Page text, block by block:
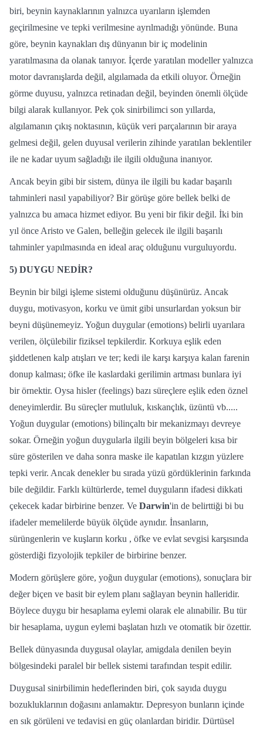
biri, beynin kaynaklarının yalnızca uyarıların işlemden
geçirilmesine ve tepki verilmesine ayrılmadığı yönünde. Buna
göre, beynin kaynakları dış dünyanın bir iç modelinin
yaratılmasına da olanak tanıyor. İçerde yaratılan modeller yalnızca
motor davranışlarda değil, algılamada da etkili oluyor. Örneğin
görme duyusu, yalnızca retinadan değil, beyinden önemli ölçüde
bilgi alarak kullanıyor. Pek çok sinirbilimci son yıllarda,
algılamanın çıkış noktasının, küçük veri parçalarının bir araya
gelmesi değil, gelen duyusal verilerin zihinde yaratılan beklentiler
ile ne kadar uyum sağladığı ile ilgili olduğuna inanıyor.
Ancak beyin gibi bir sistem, dünya ile ilgili bu kadar başarılı
tahminleri nasıl yapabiliyor? Bir görüşe göre bellek belki de
yalnızca bu amaca hizmet ediyor. Bu yeni bir fikir değil. İki bin
yıl önce Aristo ve Galen, belleğin gelecek ile ilgili başarılı
tahminler yapılmasında en ideal araç olduğunu vurguluyordu.
5) DUYGU NEDİR?
Beynin bir bilgi işleme sistemi olduğunu düşünürüz. Ancak
duygu, motivasyon, korku ve ümit gibi unsurlardan yoksun bir
beyni düşünemeyiz. Yoğun duygular (emotions) belirli uyarılara
verilen, ölçülebilir fiziksel tepkilerdir. Korkuya eşlik eden
şiddetlenen kalp atışları ve ter; kedi ile karşı karşıya kalan farenin
donup kalması; öfke ile kaslardaki gerilimin artması bunlara iyi
bir örnektir. Oysa hisler (feelings) bazı süreçlere eşlik eden öznel
deneyimlerdir. Bu süreçler mutluluk, kıskançlık, üzüntü vb.....
Yoğun duygular (emotions) bilinçaltı bir mekanizmayı devreye
sokar. Örneğin yoğun duygularla ilgili beyin bölgeleri kısa bir
süre gösterilen ve daha sonra maske ile kapatılan kızgın yüzlere
tepki verir. Ancak denekler bu sırada yüzü gördüklerinin farkında
bile değildir. Farklı kültürlerde, temel duyguların ifadesi dikkati
çekecek kadar birbirine benzer. Ve Darwin'in de belirttiği bi bu
ifadeler memelilerde büyük ölçüde aynıdır. İnsanların,
sürüngenlerin ve kuşların korku , öfke ve evlat sevgisi karşısında
gösterdiği fizyolojik tepkiler de birbirine benzer.
Modern görüşlere göre, yoğun duygular (emotions), sonuçlara bir
değer biçen ve basit bir eylem planı sağlayan beynin halleridir.
Böylece duygu bir hesaplama eylemi olarak ele alınabilir. Bu tür
bir hesaplama, uygun eylemi başlatan hızlı ve otomatik bir özettir.
Bellek dünyasında duygusal olaylar, amigdala denilen beyin
bölgesindeki paralel bir bellek sistemi tarafından tespit edilir.
Duygusal sinirbilimin hedeflerinden biri, çok sayıda duygu
bozukluklarının doğasını anlamaktır. Depresyon bunların içinde
en sık görüleni ve tedavisi en güç olanlardan biridir. Dürtüsel